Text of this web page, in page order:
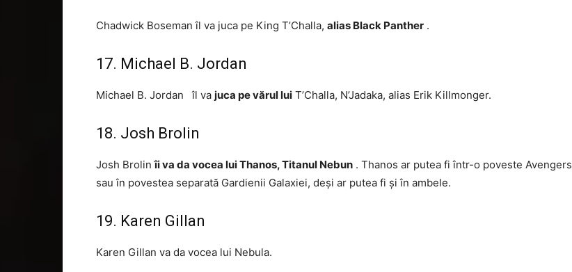
Chadwick Boseman îl va juca pe King T’Challa, alias Black Panther .
17. Michael B. Jordan
Michael B. Jordan îl va juca pe vărul lui T’Challa, N’Jadaka, alias Erik Killmonger.
18. Josh Brolin
Josh Brolinîi va da vocea lui Thanos, Titanul Nebun . Thanos ar putea fi într-o poveste Avengers
sau în povestea separată Gardienii Galaxiei, deși ar putea fi și în ambele.
19. Karen Gillan
Karen Gillan va da vocea lui Nebula.